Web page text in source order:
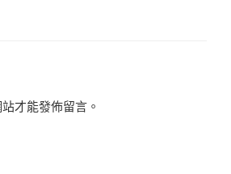
才能發佈留言。